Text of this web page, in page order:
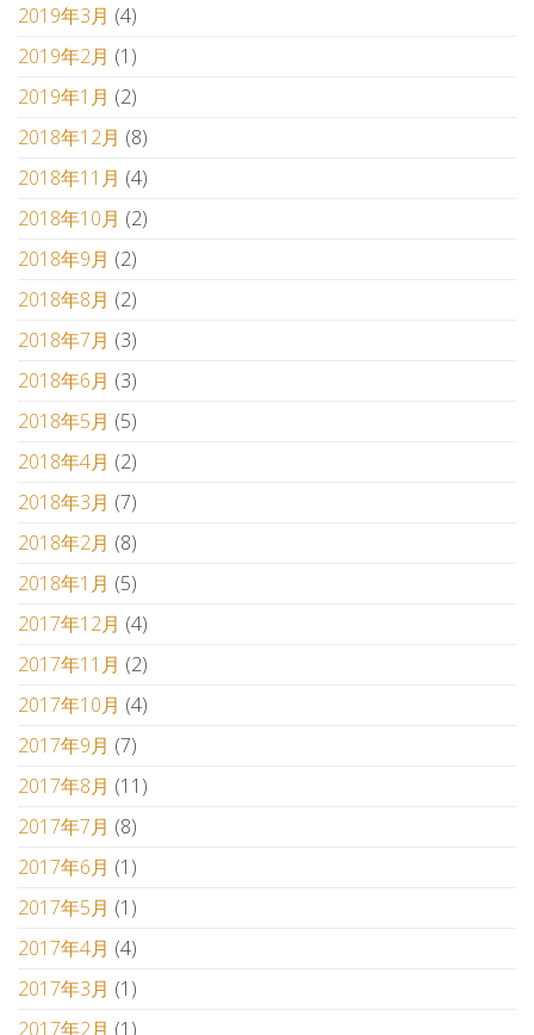
2019年3月 (4)
2019年2月 (1)
2019年1月 (2)
2018年12月 (8)
2018年11月 (4)
2018年10月 (2)
2018年9月 (2)
2018年8月 (2)
2018年7月 (3)
2018年6月 (3)
2018年5月 (5)
2018年4月 (2)
2018年3月 (7)
2018年2月 (8)
2018年1月 (5)
2017年12月 (4)
2017年11月 (2)
2017年10月 (4)
2017年9月 (7)
2017年8月 (11)
2017年7月 (8)
2017年6月 (1)
2017年5月 (1)
2017年4月 (4)
2017年3月 (1)
2017年2月 (1)